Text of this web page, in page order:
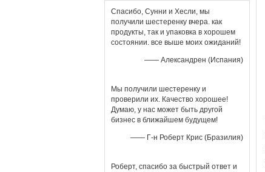
Спасибо, Сунни и Хесли, мы
получили шестеренку вчера. как
продукты, так и упаковка в хорошем
состоянии. все выше моих ожиданий!
—— Александрен (Испания)
Мы получили шестеренку и
проверили их. Качество хорошее!
Думаю, у нас может быть другой
бизнес в ближайшем будущем!
—— Г-н Роберт Крис (Бразилия)
Роберт, спасибо за быстрый ответ и